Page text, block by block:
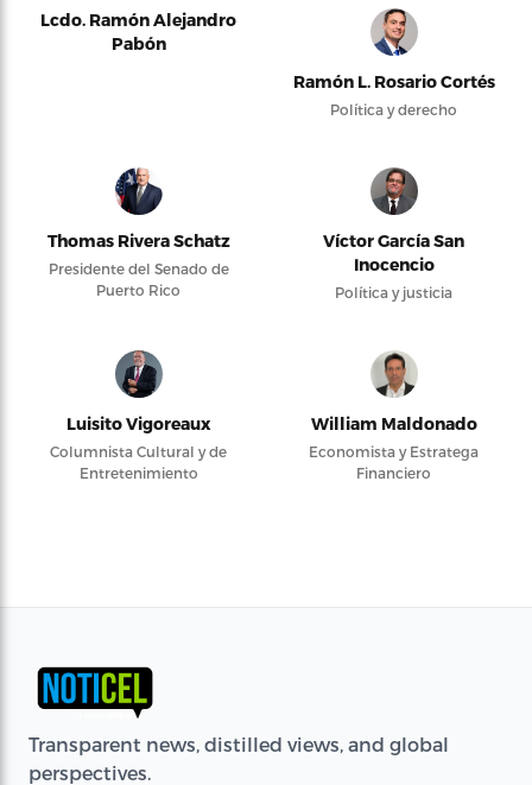
Lcdo. Ramón Alejandro
Pabón
Ramón L. Rosario Cortés
Política y derecho
Thomas Rivera Schatz
Presidente del Senado de
Puerto Rico
Víctor García San
Inocencio
Política y justicia
Luisito Vigoreaux
Columnista Cultural y de
Entretenimiento
William Maldonado
Economista y Estratega
Financiero
Transparent news, distilled views, and global
perspectives.